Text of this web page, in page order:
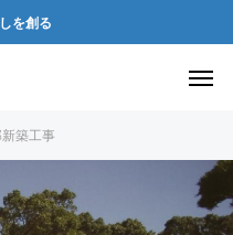
を創る
新築工事